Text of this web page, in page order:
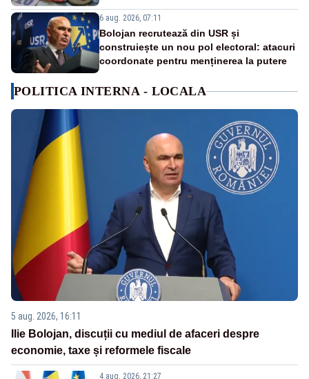
6 aug. 2026, 07:11
Bolojan recrutează din USR și
construiește un nou pol electoral: atacuri
coordonate pentru menținerea la putere
POLITICA INTERNA - LOCALA
5 aug. 2026, 16:11
Ilie Bolojan, discuții cu mediul de afaceri despre
economie, taxe și reformele fiscale
4 aug. 2026, 21:27